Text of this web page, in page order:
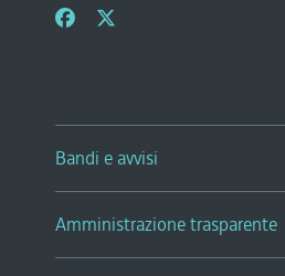
Bandi e avvisi
Amministrazione trasparente